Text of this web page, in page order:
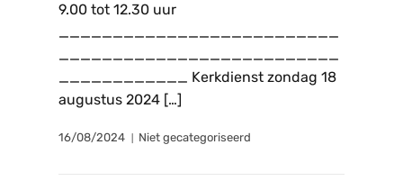
9.00 tot 12.30 uur
__________________________
__________________________
____________ Kerkdienst zondag 18
augustus 2024 […]
16/08/2024 Niet gecategoriseerd